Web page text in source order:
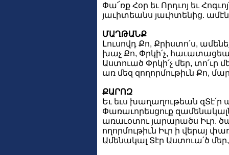
Փա՜ռք Հօր եւ Որդւոյ եւ
յաւիտեանս յաւիտենից.
ՄԱՂԹԱՆՔ
Լուսովդ Քո, Քրիստո՛ս,
խաչ Քո, Փրկի՛չ,
Աստուած Փրկի՛չ մեր, տո՛ւր
առ մեզ զողորմութիւն Քո,
ՔԱՐՈԶ
Եւ եւս խաղաղութեան զՏէ՛ր
Փառաւորեսցուք
առաւօտու յարարածս Իւր.
ողորմութիւն Իւր ի վերայ
Ամենակալ Տէր Աստուա՛ծ մեր,